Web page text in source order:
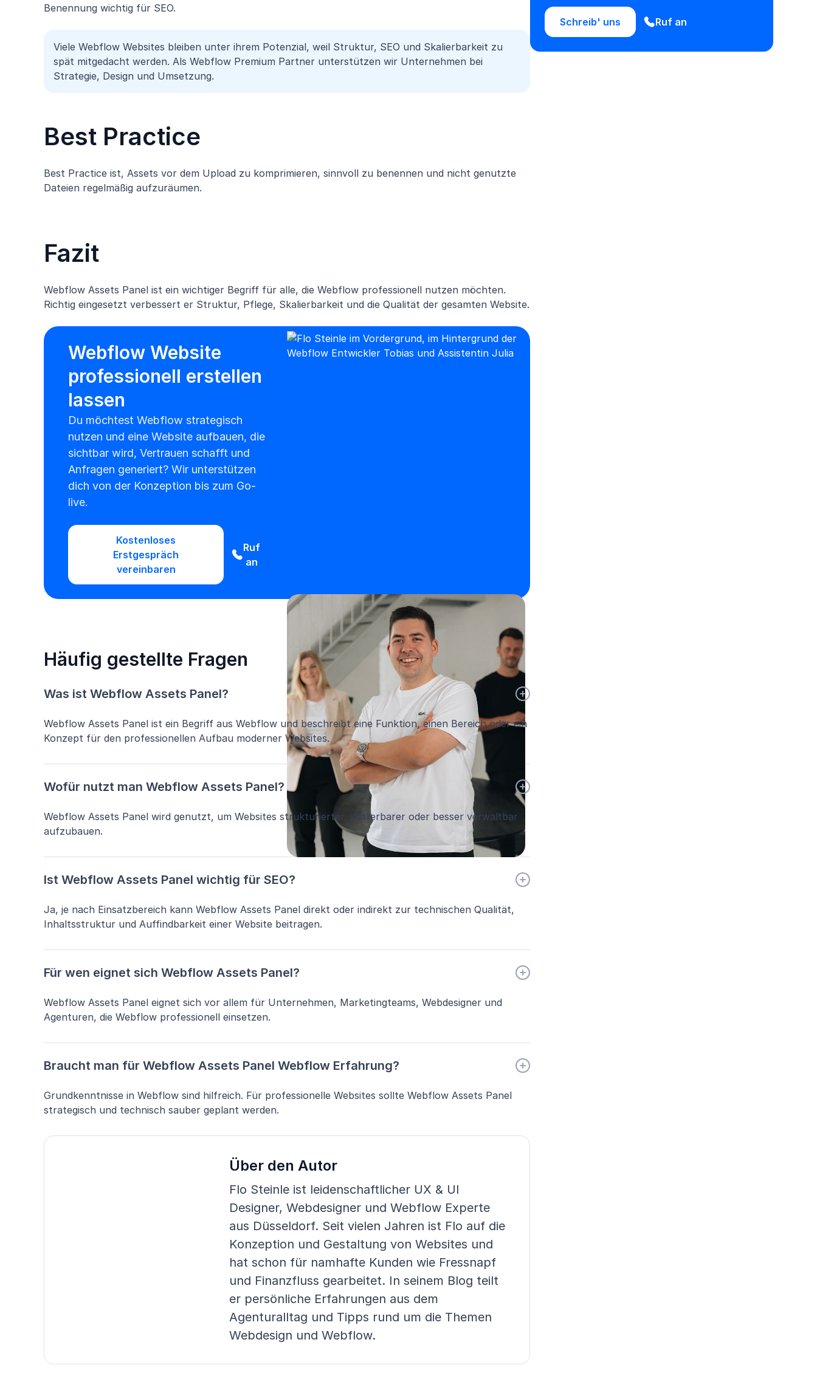
Benennung wichtig für SEO.
Viele Webflow Websites bleiben unter ihrem Potenzial, weil Struktur, SEO und Skalierbarkeit zu
spät mitgedacht werden. Als Webflow Premium Partner unterstützen wir Unternehmen bei
Strategie, Design und Umsetzung.
Best Practice
Best Practice ist, Assets vor dem Upload zu komprimieren, sinnvoll zu benennen und nicht genutzte
Dateien regelmäßig aufzuräumen.
Fazit
Webflow Assets Panel ist ein wichtiger Begriff für alle, die Webflow professionell nutzen möchten.
Richtig eingesetzt verbessert er Struktur, Pflege, Skalierbarkeit und die Qualität der gesamten Website.
Webflow Website
professionell erstellen
lassen
Du möchtest Webflow strategisch
nutzen und eine Website aufbauen, die
sichtbar wird, Vertrauen schafft und
Anfragen generiert? Wir unterstützen
dich von der Konzeption bis zum Go-
live.
Kostenloses
Erstgespräch
vereinbaren
Ruf
an
Häufig gestellte Fragen
Was ist Webflow Assets Panel?
Webflow Assets Panel ist ein Begriff aus Webflow und beschreibt eine Funktion, einen Bereich oder ein
Konzept für den professionellen Aufbau moderner Websites.
Wofür nutzt man Webflow Assets Panel?
Webflow Assets Panel wird genutzt, um Websites strukturierter, skalierbarer oder besser verwaltbar
aufzubauen.
Ist Webflow Assets Panel wichtig für SEO?
Ja, je nach Einsatzbereich kann Webflow Assets Panel direkt oder indirekt zur technischen Qualität,
Inhaltsstruktur und Auffindbarkeit einer Website beitragen.
Für wen eignet sich Webflow Assets Panel?
Webflow Assets Panel eignet sich vor allem für Unternehmen, Marketingteams, Webdesigner und
Agenturen, die Webflow professionell einsetzen.
Braucht man für Webflow Assets Panel Webflow Erfahrung?
Grundkenntnisse in Webflow sind hilfreich. Für professionelle Websites sollte Webflow Assets Panel
strategisch und technisch sauber geplant werden.
Über den Autor
Flo Steinle ist leidenschaftlicher UX & UI
Designer, Webdesigner und Webflow Experte
aus Düsseldorf. Seit vielen Jahren ist Flo auf die
Konzeption und Gestaltung von Websites und
hat schon für namhafte Kunden wie Fressnapf
und Finanzfluss gearbeitet. In seinem Blog teilt
er persönliche Erfahrungen aus dem
Agenturalltag und Tipps rund um die Themen
Webdesign und Webflow.
Schreib' uns Ruf an